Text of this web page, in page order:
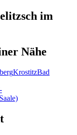
im
Nähe
KrostitzBad